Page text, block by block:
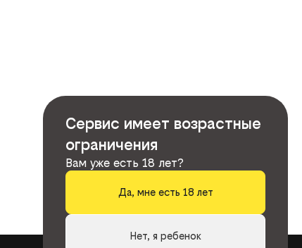
Сервис имеет возрастные
ограничения
Вам уже есть 18 лет?
Да, мне есть 18 лет
Нет, я ребенок